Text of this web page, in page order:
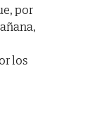
por
los